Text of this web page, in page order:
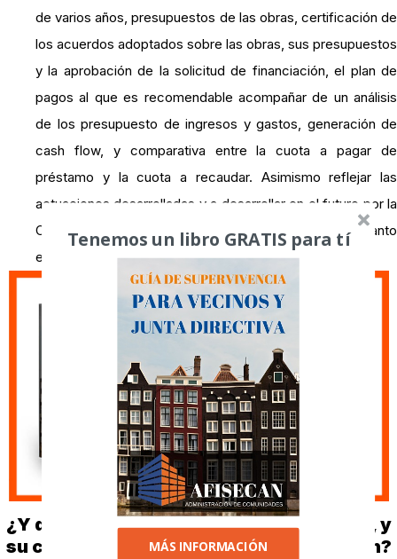
de varios años, presupuestos de las obras, certificación de
los acuerdos adoptados sobre las obras, sus presupuestos
y la aprobación de la solicitud de financiación, el plan de
pagos al que es recomendable acompañar de un análisis
de los presupuesto de ingresos y gastos, generación de
cash flow, y comparativa entre la cuota a pagar de
préstamo y la cuota a recaudar. Asimismo reflejar las
actuaciones desarrolladas y a desarrollar en el futuro por la
Comunidad con los propietarios deudores, tanto
extrajudiciales como judiciales.
¿Y qué ocurre con los bancos y las cajas, y
su capacidad para conceder financiación?
Tenemos un libro GRATIS para tí
MÁS INFORMACIÓN